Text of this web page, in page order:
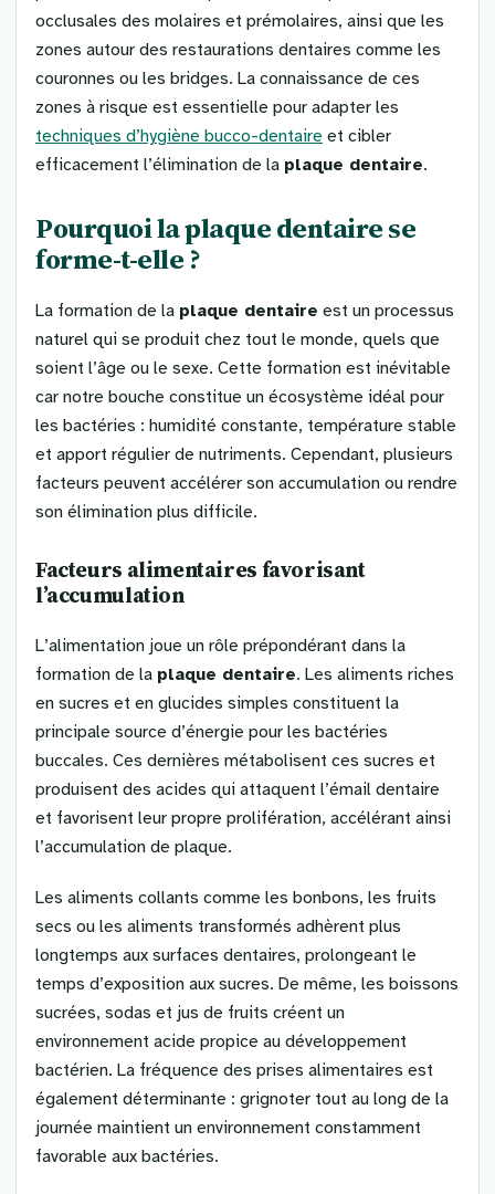
occlusales des molaires et prémolaires, ainsi que les
zones autour des restaurations dentaires comme les
couronnes ou les bridges. La connaissance de ces
zones à risque est essentielle pour adapter les
techniques d’hygiène bucco-dentaire et cibler
efficacement l’élimination de la plaque dentaire.
Pourquoi la plaque dentaire se
forme-t-elle ?
La formation de la plaque dentaire est un processus
naturel qui se produit chez tout le monde, quels que
soient l’âge ou le sexe. Cette formation est inévitable
car notre bouche constitue un écosystème idéal pour
les bactéries : humidité constante, température stable
et apport régulier de nutriments. Cependant, plusieurs
facteurs peuvent accélérer son accumulation ou rendre
son élimination plus difficile.
Facteurs alimentaires favorisant
l’accumulation
L’alimentation joue un rôle prépondérant dans la
formation de la plaque dentaire. Les aliments riches
en sucres et en glucides simples constituent la
principale source d’énergie pour les bactéries
buccales. Ces dernières métabolisent ces sucres et
produisent des acides qui attaquent l’émail dentaire
et favorisent leur propre prolifération, accélérant ainsi
l’accumulation de plaque.
Les aliments collants comme les bonbons, les fruits
secs ou les aliments transformés adhèrent plus
longtemps aux surfaces dentaires, prolongeant le
temps d’exposition aux sucres. De même, les boissons
sucrées, sodas et jus de fruits créent un
environnement acide propice au développement
bactérien. La fréquence des prises alimentaires est
également déterminante : grignoter tout au long de la
journée maintient un environnement constamment
favorable aux bactéries.